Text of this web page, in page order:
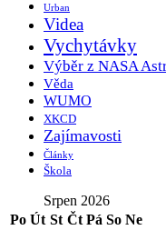
Urban
Videa
Vychytávky
Výběr z NASA
Věda
WUMO
XKCD
Zajímavosti
Články
Škola
Srpen 2026
Po Út St Čt Pá So Ne